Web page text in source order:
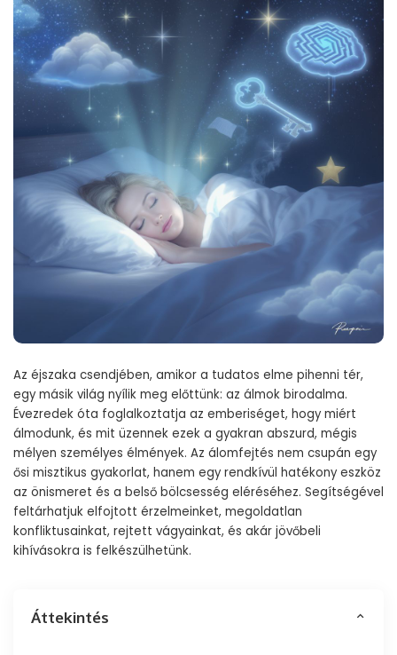
Az éjszaka csendjében, amikor a tudatos elme pihenni tér,
egy másik világ nyílik meg előttünk: az álmok birodalma.
Évezredek óta foglalkoztatja az emberiséget, hogy miért
álmodunk, és mit üzennek ezek a gyakran abszurd, mégis
mélyen személyes élmények. Az álomfejtés nem csupán egy
ősi misztikus gyakorlat, hanem egy rendkívül hatékony eszköz
az önismeret és a belső bölcsesség eléréséhez. Segítségével
feltárhatjuk elfojtott érzelmeinket, megoldatlan
konfliktusainkat, rejtett vágyainkat, és akár jövőbeli
kihívásokra is felkészülhetünk.
Áttekintés